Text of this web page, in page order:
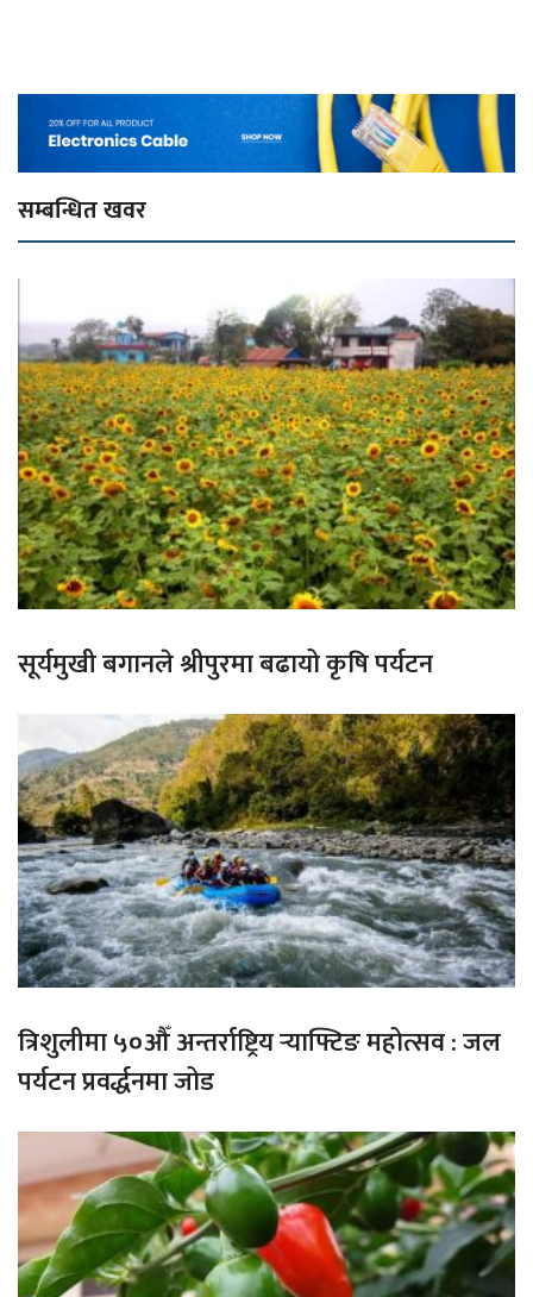
सम्बन्धित खवर
सूर्यमुखी बगानले श्रीपुरमा बढायो कृषि पर्यटन
त्रिशुलीमा ५०औँ अन्तर्राष्ट्रिय र्‍याफ्टिङ महोत्सव : जल
पर्यटन प्रवर्द्धनमा जोड